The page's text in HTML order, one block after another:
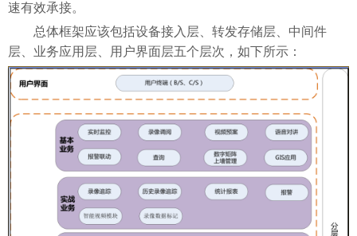
速有效承接。
总体框架应该包括设备接入层、转发存储层、中间件
层、业务应用层、用户界面层五个层次，如下所示：